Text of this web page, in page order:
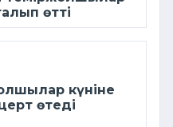
өтті
күніне
өтеді